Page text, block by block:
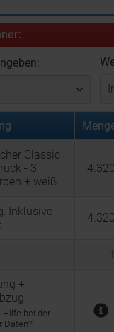
Classic
- 3
+ weiß
4.320
Inklusive
4.320
1
+
Hilfe bei der
Daten?